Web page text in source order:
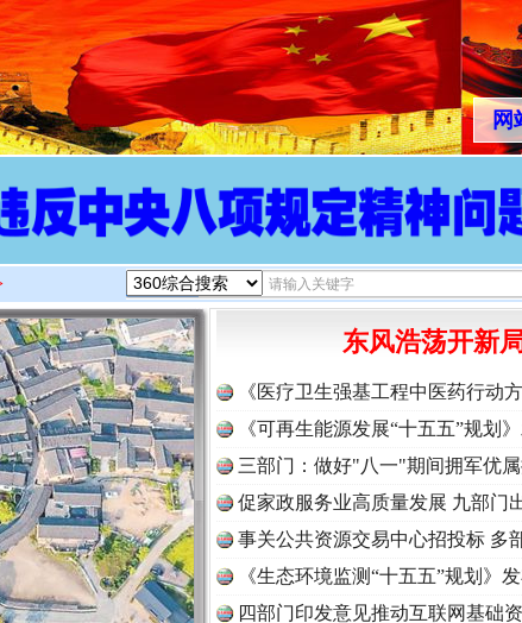
网
东风浩荡开新
《医疗卫生强基工程中医药行动
《可再生能源发展“十五五”规划
三部门：做好"八一"期间拥军优
促家政服务业高质量发展 九部门
事关公共资源交易中心招投标 多
《生态环境监测“十五五”规划》
读
四部门印发意见推动互联网基础